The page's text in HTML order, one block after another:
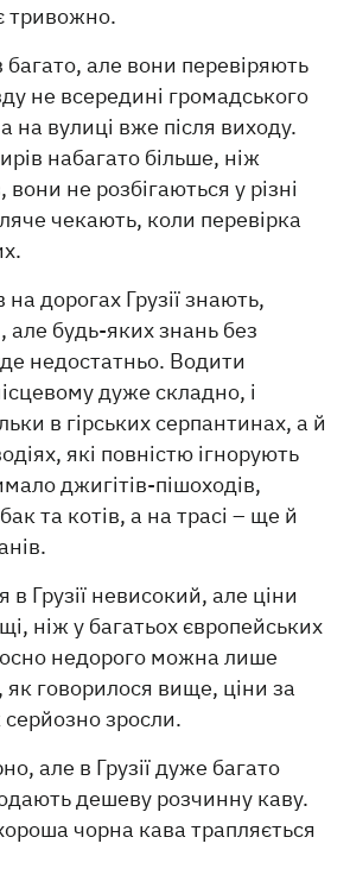
тривожно.
багато, але вони перевіряють
не всередині громадського
на вулиці вже після виходу.
набагато більше, ніж
вони не розбігаються у різні
чекають, коли перевірка
на дорогах Грузії знають,
але будь-яких знань без
недостатньо. Водити
дуже складно, і
в гірських серпантинах, а й
які повністю ігнорують
джигітів-пішоходів,
та котів, а на трасі – ще й
в Грузії невисокий, але ціни
ніж у багатьох європейських
недорого можна лише
як говорилося вище, ціни за
серйозно зросли.
але в Грузії дуже багато
дешеву розчинну каву.
чорна кава трапляється